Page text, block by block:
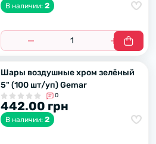
В наличии: 2
Шары воздушные хром зелёный
5" (100 шт/уп) Gemar
0
442.00 грн
В наличии: 2